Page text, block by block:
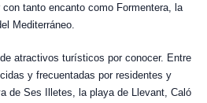
tanto encanto como Formentera, la
Mediterráneo.
atractivos turísticos por conocer. Entre
y frecuentadas por residentes y
de Ses Illetes, la playa de Llevant, Caló